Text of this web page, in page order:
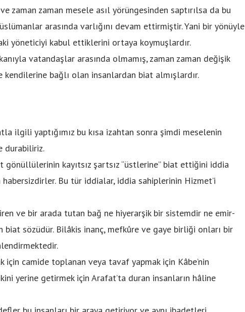
zaman zaman mesele asıl yörüngesinden saptırılsa da bu
arasında varlığını devam ettirmiştir. Yani bir yönüyle
yöneticiyi kabul ettiklerini ortaya koymuşlardır.
vatandaşlar arasında olmamış, zaman zaman değişik
bağlı olan insanlardan biat almışlardır.
ilgili yaptığımız bu kısa izahtan sonra şimdi meselenin
durabiliriz.
kayıtsız şartsız “üstlerine” biat ettiğini iddia
Bu tür iddialar, iddia sahiplerinin Hizmet’i
ve bir arada tutan bağ ne hiyerarşik bir sistemdir ne emir-
sözüdür. Bilâkis inanç, mefkûre ve gaye birliği onları bir
için camide toplanan veya tavaf yapmak için Kâbe’nin
yerine getirmek için Arafat’ta duran insanların hâline